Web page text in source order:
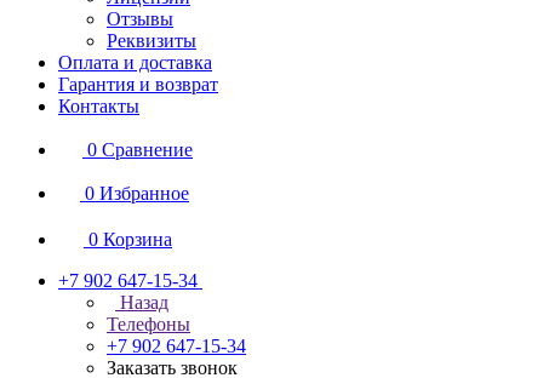
Отзывы
Реквизиты
Оплата и доставка
Гарантия и возврат
Контакты
0 Сравнение
0 Избранное
0 Корзина
+7 902 647-15-34
Назад
Телефоны
+7 902 647-15-34
Заказать звонок